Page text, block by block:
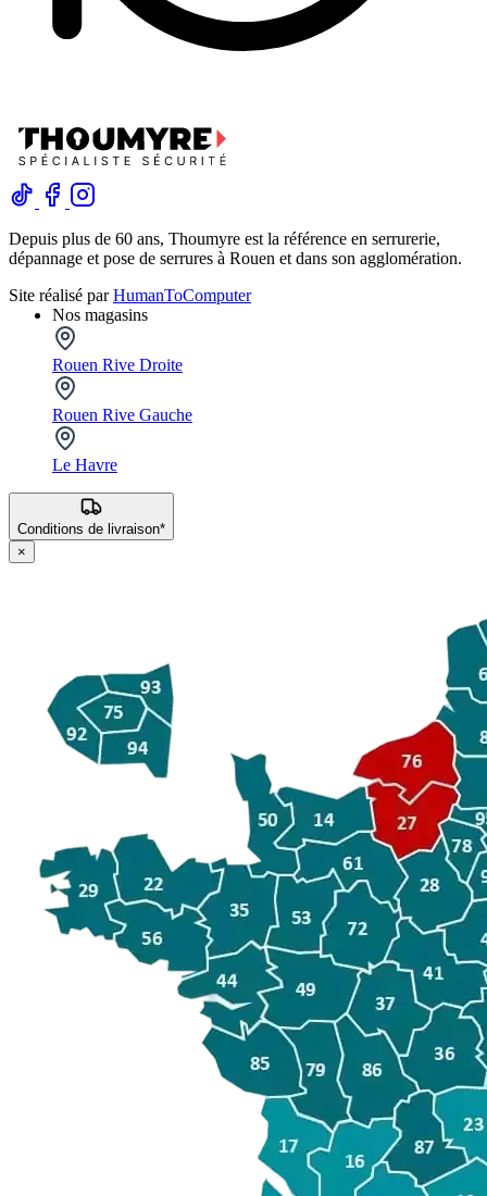
Depuis plus de 60 ans, Thoumyre est la référence en serrurerie,
dépannage et pose de serrures à Rouen et dans son agglomération.
Site réalisé parHumanToComputer
Nos magasins
Rouen Rive Droite
Rouen Rive Gauche
Le Havre
Conditions de livraison*
×